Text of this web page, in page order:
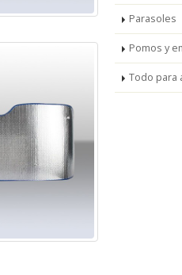
Parasoles
Pomos y
Todo para